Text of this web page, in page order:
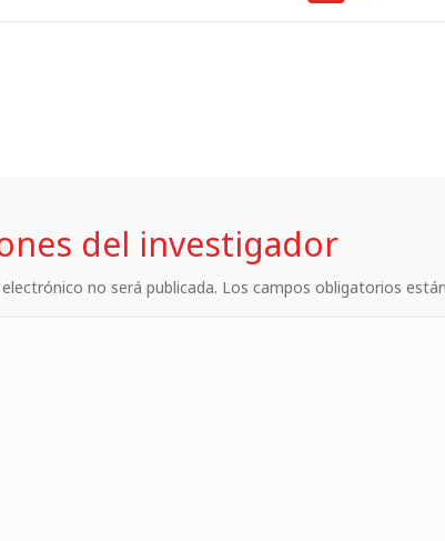
del investigador
no será publicada. Los campos obligatorios